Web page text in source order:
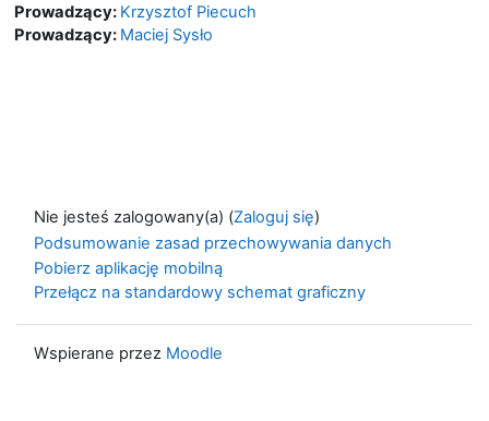
Prowadzący: Krzysztof Piecuch
Prowadzący: Maciej Sysło
Nie jesteś zalogowany(a) (Zaloguj się)
Podsumowanie zasad przechowywania danych
Pobierz aplikację mobilną
Przełącz na standardowy schemat graficzny
Wspierane przez Moodle